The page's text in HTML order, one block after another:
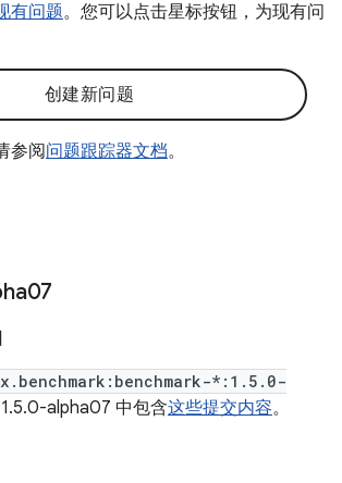
有问题。您可以点击星标按钮，为现有问
创建新问题
参阅问题跟踪器文档。
*:1.5.0-
alpha07 中包含这些提交内容。